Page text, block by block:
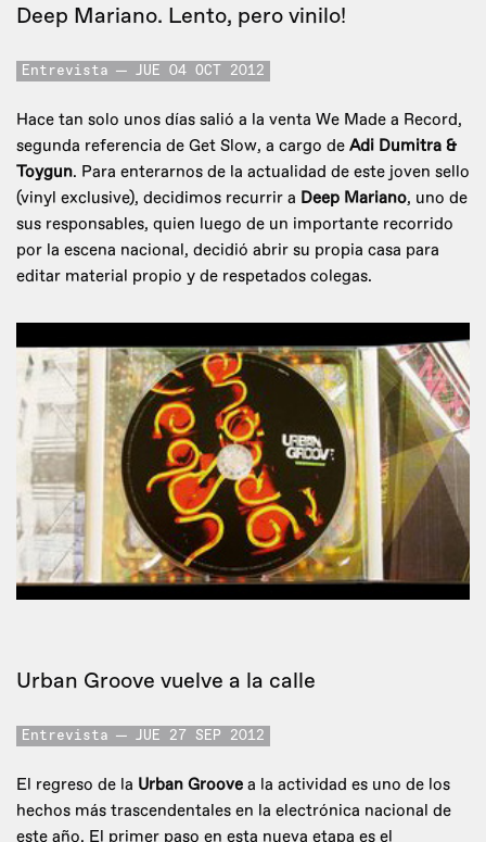
Deep Mariano. Lento, pero vinilo!
Entrevista JUE 04 OCT 2012
Hace tan solo unos días salió a la venta We Made a Record,
segunda referencia de Get Slow, a cargo de Adi Dumitra &
Toygun. Para enterarnos de la actualidad de este joven sello
(vinyl exclusive), decidimos recurrir a Deep Mariano, uno de
sus responsables, quien luego de un importante recorrido
por la escena nacional, decidió abrir su propia casa para
editar material propio y de respetados colegas.
Urban Groove vuelve a la calle
Entrevista JUE 27 SEP 2012
El regreso de la Urban Groove a la actividad es uno de los
hechos más trascendentales en la electrónica nacional de
este año. El primer paso en esta nueva etapa es el